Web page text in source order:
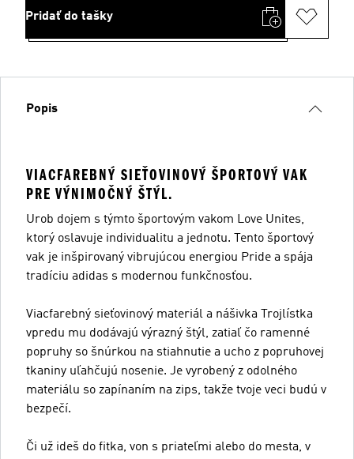
Pridať do tašky
Popis
VIACFAREBNÝ SIEŤOVINOVÝ ŠPORTOVÝ VAK
PRE VÝNIMOČNÝ ŠTÝL.
Urob dojem s týmto športovým vakom Love Unites,
ktorý oslavuje individualitu a jednotu. Tento športový
vak je inšpirovaný vibrujúcou energiou Pride a spája
tradíciu adidas s modernou funkčnosťou.
Viacfarebný sieťovinový materiál a nášivka Trojlístka
vpredu mu dodávajú výrazný štýl, zatiaľ čo ramenné
popruhy so šnúrkou na stiahnutie a ucho z popruhovej
tkaniny uľahčujú nosenie. Je vyrobený z odolného
materiálu so zapínaním na zips, takže tvoje veci budú v
bezpečí.
Či už ideš do fitka, von s priateľmi alebo do mesta, v